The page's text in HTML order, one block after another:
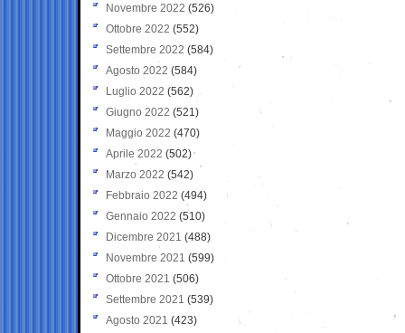
Novembre 2022 (526)
Ottobre 2022 (552)
Settembre 2022 (584)
Agosto 2022 (584)
Luglio 2022 (562)
Giugno 2022 (521)
Maggio 2022 (470)
Aprile 2022 (502)
Marzo 2022 (542)
Febbraio 2022 (494)
Gennaio 2022 (510)
Dicembre 2021 (488)
Novembre 2021 (599)
Ottobre 2021 (506)
Settembre 2021 (539)
Agosto 2021 (423)